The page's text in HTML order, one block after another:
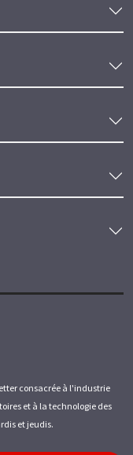
consacrée à l'industrie
et à la technologie des
et jeudis.